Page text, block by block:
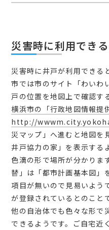
アクセス・問い合わせ
会員マイページ
日本語
災害時に利用でき
災害時に井戸が利用できる
市では市のサイト「わいわ
戸の位置を地図上で確認す
横浜市の「行政地図情報
http://
災マップ」へ進むと地図を
井戸協力の家」を表示す
色滴の形で場所が分かりま
替」は「都市計画基本図」
項目が無いので見易いよう
が登録されているとのこと
他の自治体でも色々な形で
できるようです。ご自宅近